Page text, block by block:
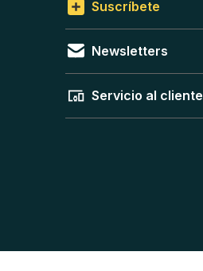
Suscríbete
Newsletters
Servicio al cliente